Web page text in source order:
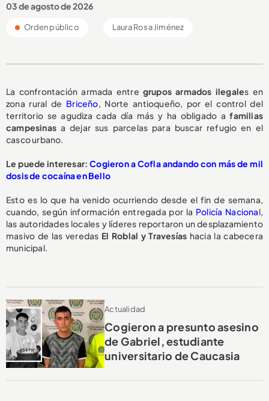
03 de agosto de 2026
Orden público Laura Rosa Jiménez
La confrontación armada entre grupos armados ilegales en
zona rural de Briceño, Norte antioqueño, por el control del
territorio se agudiza cada día más y ha obligado afamilias
campesinas a dejar sus parcelas para buscar refugio en el
casco urbano.
Le puede interesar:Cogieron a Cofla andando con más de mil
dosis de cocaína en Bello
Esto es lo que ha venido ocurriendo desde el fin de semana,
cuando, según información entregada por la Policía Nacional,
las autoridades locales y líderes reportaron un desplazamiento
masivo de las veredas El Roblal y Travesías hacia la cabecera
municipal.
Actualidad
Cogieron a presunto asesino
de Gabriel, estudiante
universitario de Caucasia